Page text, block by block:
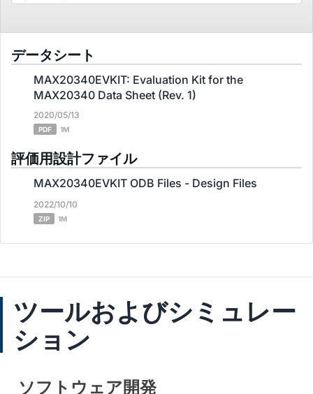
データシート
MAX20340EVKIT: Evaluation Kit for the
MAX20340 Data Sheet (Rev. 1)
2020/05/13
PDF 1M
評価用設計ファイル
MAX20340EVKIT ODB Files - Design Files
2022/10/10
ZIP 1M
ツールおよびシミュレー
ション
ソフトウェア開発